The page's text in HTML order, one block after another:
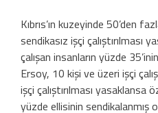
Kıbrıs’ın kuzeyinde 50’den
sendikasız işçi çalıştırılması
çalışan insanların yüzde
Ersoy, 10 kişi ve üzeri işçi
işçi çalıştırılması
yüzde ellisinin sendikalanmış